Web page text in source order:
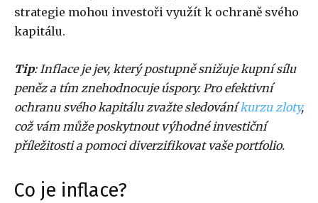
strategie mohou investoři využít k ochraně svého
kapitálu.
Tip: Inflace je jev, který postupně snižuje kupní sílu
peněz a tím znehodnocuje úspory. Pro efektivní
ochranu svého kapitálu zvažte sledováníkurzu zloty,
což vám může poskytnout výhodné investiční
příležitosti a pomoci diverzifikovat vaše portfolio.
Co je inflace?